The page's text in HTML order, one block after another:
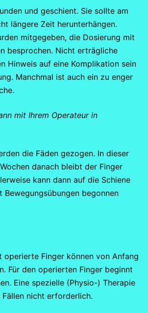
und geschient. Sie sollte am
längere Zeit herunterhängen.
mitgegeben, die Dosierung mit
besprochen. Nicht erträgliche
Hinweis auf eine Komplikation sein
Manchmal ist auch ein zu enger
mit Ihrem Operateur in
die Fäden gezogen. In dieser
danach bleibt der Finger
kann dann auf die Schiene
begonnen
operierte Finger können von Anfang
Für den operierten Finger beginnt
Eine spezielle (Physio-) Therapie
nicht erforderlich.